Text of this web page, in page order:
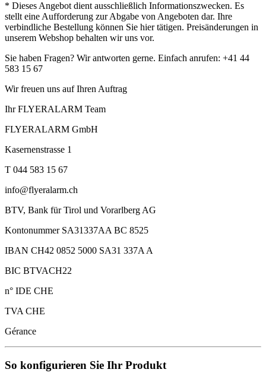
* Dieses Angebot dient ausschließlich Informationszwecken. Es
stellt eine Aufforderung zur Abgabe von Angeboten dar. Ihre
verbindliche Bestellung können Sie hier tätigen. Preisänderungen in
unserem Webshop behalten wir uns vor.
Sie haben Fragen? Wir antworten gerne. Einfach anrufen: +41 44
583 15 67
Wir freuen uns auf Ihren Auftrag
Ihr FLYERALARM Team
FLYERALARM GmbH
Kasernenstrasse 1
T 044 583 15 67
info@flyeralarm.ch
BTV, Bank für Tirol und Vorarlberg AG
Kontonummer SA31337AA BC 8525
IBAN CH42 0852 5000 SA31 337A A
BIC BTVACH22
n° IDE CHE
TVA CHE
Gérance
So konfigurieren Sie Ihr Produkt